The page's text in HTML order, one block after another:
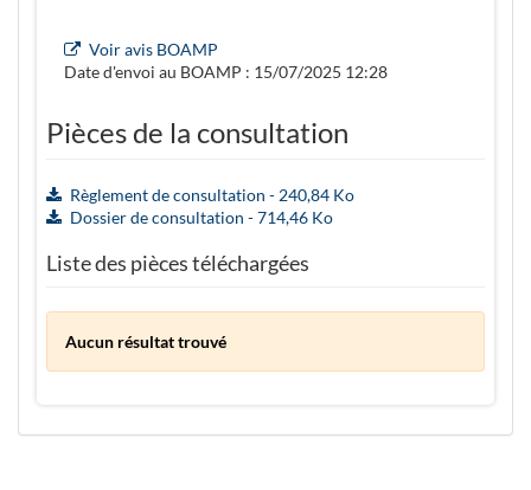
Voir avis BOAMP
Date d'envoi au BOAMP : 15/07/2025 12:28
Pièces de la consultation
Règlement de consultation - 240,84 Ko
Dossier de consultation - 714,46 Ko
Liste des pièces téléchargées
Aucun résultat trouvé